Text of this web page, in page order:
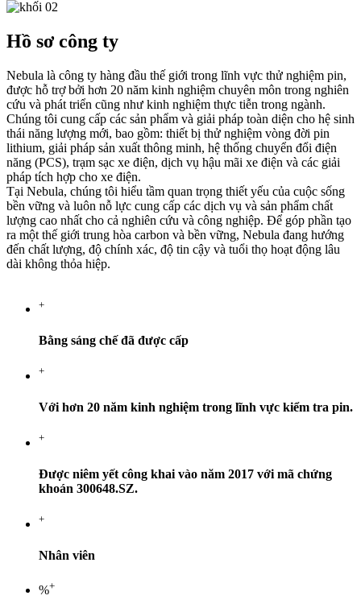
Hồ sơ công ty
Nebula là công ty hàng đầu thế giới trong lĩnh vực thử nghiệm pin,
được hỗ trợ bởi hơn 20 năm kinh nghiệm chuyên môn trong nghiên
cứu và phát triển cũng như kinh nghiệm thực tiễn trong ngành.
Chúng tôi cung cấp các sản phẩm và giải pháp toàn diện cho hệ sinh
thái năng lượng mới, bao gồm: thiết bị thử nghiệm vòng đời pin
lithium, giải pháp sản xuất thông minh, hệ thống chuyển đổi điện
năng (PCS), trạm sạc xe điện, dịch vụ hậu mãi xe điện và các giải
pháp tích hợp cho xe điện.
Tại Nebula, chúng tôi hiểu tầm quan trọng thiết yếu của cuộc sống
bền vững và luôn nỗ lực cung cấp các dịch vụ và sản phẩm chất
lượng cao nhất cho cả nghiên cứu và công nghiệp. Để góp phần tạo
ra một thế giới trung hòa carbon và bền vững, Nebula đang hướng
đến chất lượng, độ chính xác, độ tin cậy và tuổi thọ hoạt động lâu
dài không thỏa hiệp.
+
Bằng sáng chế đã được cấp
+
Với hơn 20 năm kinh nghiệm trong lĩnh vực kiểm tra pin.
+
Được niêm yết công khai vào năm 2017 với mã chứng
khoán 300648.SZ.
+
Nhân viên
%+